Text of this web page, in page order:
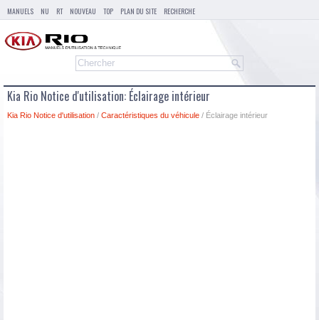
MANUELS NU RT NOUVEAU TOP PLAN DU SITE RECHERCHE
Kia Rio Notice d'utilisation: Éclairage intérieur
Kia Rio Notice d'utilisation / Caractéristiques du véhicule / Éclairage intérieur